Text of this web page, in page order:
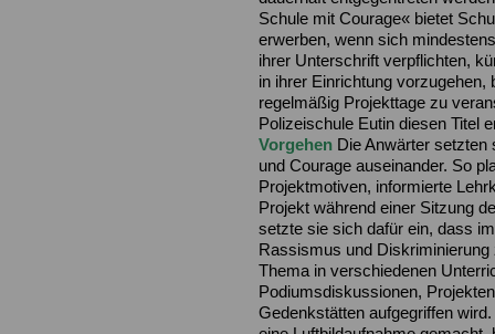
Schule mit Courage« bietet
erwerben, wenn sich
ihrer Unterschrift verpflichten,
in ihrer Einrichtung vorzugehen,
regelmäßig Projekttage zu
Polizeischule Eutin diesen Titel
Vorgehen Die Anwärter
und Courage auseinander. So
Projektmotiven, informierte
Projekt während einer Sitzung
setzte sie sich dafür ein, dass
Rassismus und
Thema in verschiedenen
Podiumsdiskussionen,
Gedenkstätten aufgegriffen